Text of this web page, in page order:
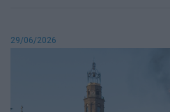
29/06/2026